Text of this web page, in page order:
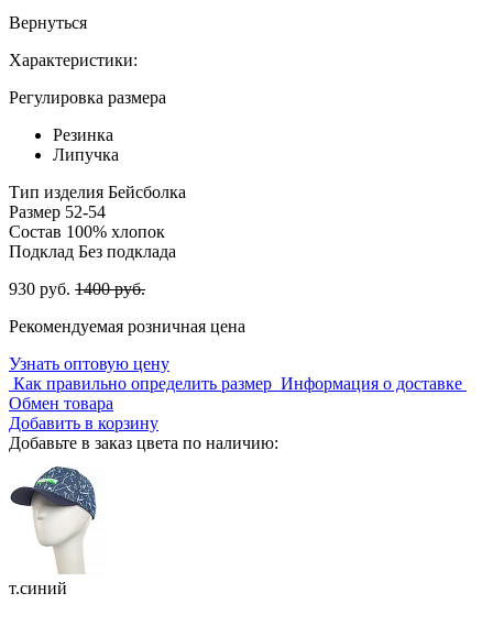
Вернуться
Характеристики:
Регулировка размера
Резинка
Липучка
Тип изделия Бейсболка
Размер 52-54
Состав 100% хлопок
Подклад Без подклада
930 руб. 1400 руб.
Рекомендуемая розничная цена
Узнать оптовую цену
Как правильно определить размер Информация о доставке
Обмен товара
Добавить в корзину
Добавьте в заказ цвета по наличию:
т.синий